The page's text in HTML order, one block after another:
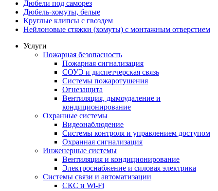
Дюбели под саморез
Дюбель-хомуты, белые
Круглые клипсы с гвоздем
Нейлоновые стяжки (хомуты) с монтажным отверстием
Услуги
Пожарная безопасность
Пожарная сигнализация
СОУЭ и диспетчерская связь
Системы пожаротушения
Огнезащита
Вентиляция, дымоудаление и
кондиционирование
Охранные системы
Видеонаблюдение
Системы контроля и управлением доступом
Охранная сигнализация
Инженерные системы
Вентиляция и кондиционирование
Электроснабжение и силовая электрика
Системы связи и автоматизации
СКС и Wi-Fi